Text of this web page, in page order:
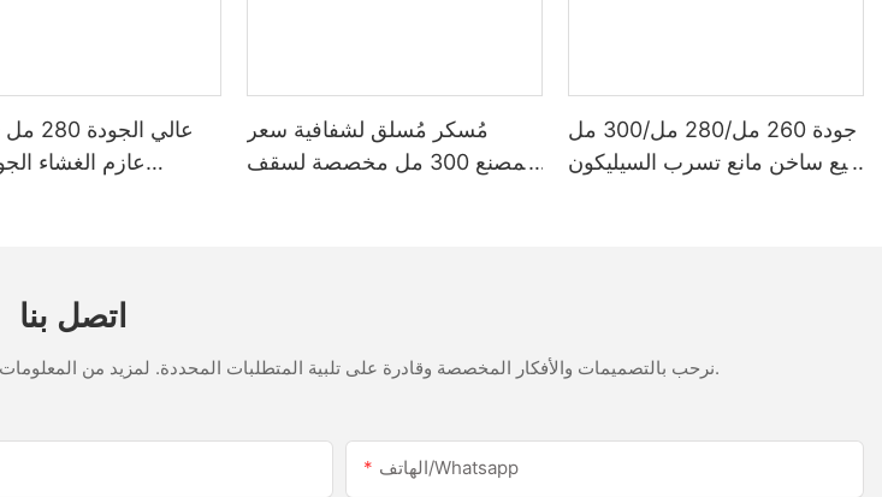
عازم الغشاء
مُسكر مُسلق لشفافية سعر
المصنع 300 مل مخصصة لسقف
جودة 260 مل/280 مل/300 مل
بيع ساخن مانع تسرب السيليكون
اتصل بنا
نرحب بالتصميمات والأفكار المخصصة وقادرة على تلبية المتطلبات المحددة. لمزيد من المعلومات، يرجى زيارة الموقع الإلكتروني أو الاتصال بنا مباشرة مع أسئلة أو استفسارات.
الهاتف/whatsapp